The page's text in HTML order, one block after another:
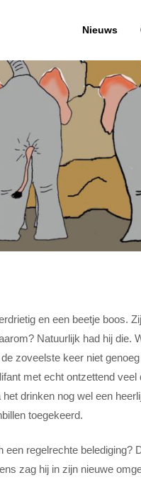
Nieuws
en een beetje boos.
Natuurlijk had hij die.
zoveelste keer niet
met echt ontzettend
drinken nog wel een
toegekeerd.
regelrechte belediging?
zag hij in zijn nieuwe